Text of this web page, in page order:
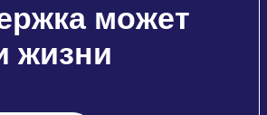
может
жизни